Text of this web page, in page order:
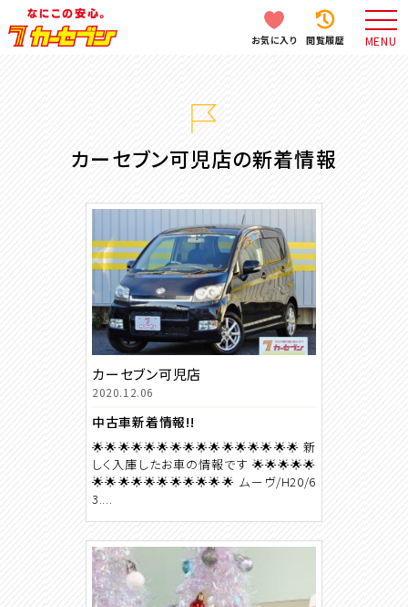
お気に入り 閲覧履歴 MENU
カーセブン可児店の新着情報
カーセブン可児店
2020.12.06
中古車新着情報!!
🌟🌟🌟🌟🌟🌟🌟🌟🌟🌟🌟🌟🌟🌟🌟🌟 新
しく入庫したお車の情報です 🌟🌟🌟🌟🌟
🌟🌟🌟🌟🌟🌟🌟🌟🌟🌟🌟 ムーヴ/H20/6
3....